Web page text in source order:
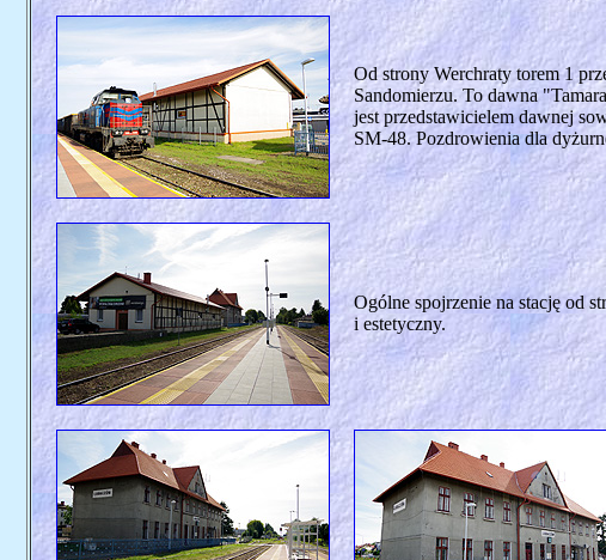
Od strony Werchraty torem 1
Sandomierzu. To dawna
jest przedstawicielem dawnej
SM-48. Pozdrowienia dla
Ogólne spojrzenie na stację od
i estetyczny.